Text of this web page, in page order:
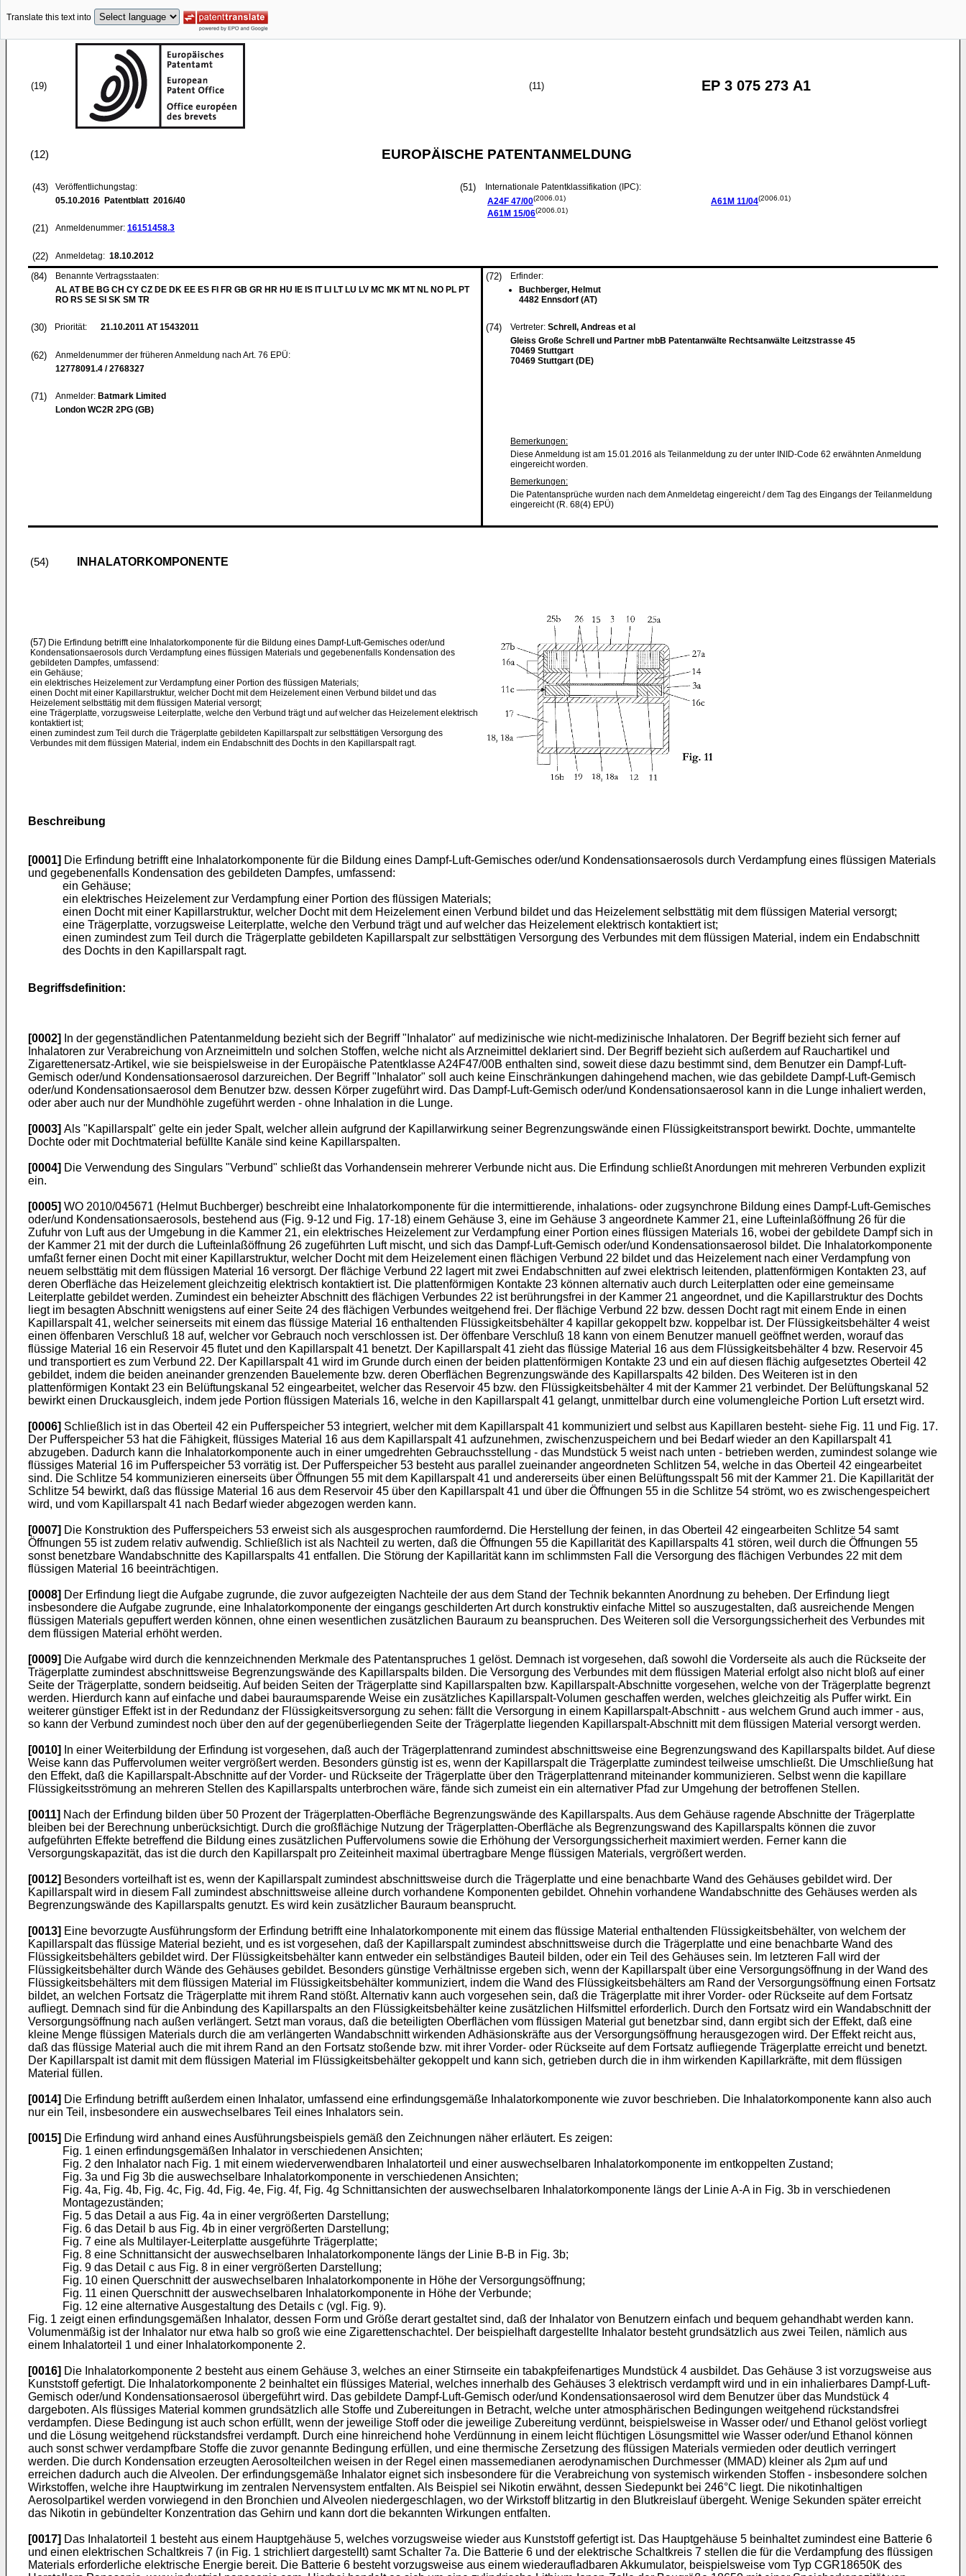
Translate this text into
(19) (11) EP 3 075 273 A1
(12) EUROPÄISCHE PATENTANMELDUNG
(43)
Veröffentlichungstag:
05.10.2016 Patentblatt 2016/40
(21) Anmeldenummer: 16151458.3
(22) Anmeldetag: 18.10.2012
(51)
Internationale Patentklassifikation (IPC):
A24F 47/00(2006.01)
A61M 15/06(2006.01)
A61M 11/04(2006.01)
(84)
Benannte Vertragsstaaten:
AL AT BE BG CH CY CZ DE DK EE ES FI FR GB GR HR HU IE IS IT LI LT LU LV MC MK MT NL NO PL PT
RO RS SE SI SK SM TR
(30) Priorität: 21.10.2011 AT 15432011
(62)
Anmeldenummer der früheren Anmeldung nach Art. 76 EPÜ:
12778091.4 / 2768327
(71) Anmelder: Batmark Limited
London WC2R 2PG (GB)
(72)
Erfinder:
Buchberger, Helmut
4482 Ennsdorf (AT)
(74) Vertreter: Schrell, Andreas et al
Gleiss Große Schrell und Partner mbB Patentanwälte Rechtsanwälte Leitzstrasse 45
70469 Stuttgart
70469 Stuttgart (DE)
Bemerkungen:
Diese Anmeldung ist am 15.01.2016 als Teilanmeldung zu der unter INID-Code 62 erwähnten Anmeldung
eingereicht worden.
Bemerkungen:
Die Patentansprüche wurden nach dem Anmeldetag eingereicht / dem Tag des Eingangs der Teilanmeldung
eingereicht (R. 68(4) EPÜ)
(54) INHALATORKOMPONENTE
(57) Die Erfindung betrifft eine Inhalatorkomponente für die Bildung eines Dampf-Luft-Gemisches oder/und
Kondensationsaerosols durch Verdampfung eines flüssigen Materials und gegebenenfalls Kondensation des
gebildeten Dampfes, umfassend:
ein Gehäuse;
ein elektrisches Heizelement zur Verdampfung einer Portion des flüssigen Materials;
einen Docht mit einer Kapillarstruktur, welcher Docht mit dem Heizelement einen Verbund bildet und das
Heizelement selbsttätig mit dem flüssigen Material versorgt;
eine Trägerplatte, vorzugsweise Leiterplatte, welche den Verbund trägt und auf welcher das Heizelement elektrisch
kontaktiert ist;
einen zumindest zum Teil durch die Trägerplatte gebildeten Kapillarspalt zur selbsttätigen Versorgung des
Verbundes mit dem flüssigen Material, indem ein Endabschnitt des Dochts in den Kapillarspalt ragt.
Beschreibung
[0001] Die Erfindung betrifft eine Inhalatorkomponente für die Bildung eines Dampf-Luft-Gemisches oder/und Kondensationsaerosols durch Verdampfung eines flüssigen Materials
und gegebenenfalls Kondensation des gebildeten Dampfes, umfassend:
ein Gehäuse;
ein elektrisches Heizelement zur Verdampfung einer Portion des flüssigen Materials;
einen Docht mit einer Kapillarstruktur, welcher Docht mit dem Heizelement einen Verbund bildet und das Heizelement selbsttätig mit dem flüssigen Material versorgt;
eine Trägerplatte, vorzugsweise Leiterplatte, welche den Verbund trägt und auf welcher das Heizelement elektrisch kontaktiert ist;
einen zumindest zum Teil durch die Trägerplatte gebildeten Kapillarspalt zur selbsttätigen Versorgung des Verbundes mit dem flüssigen Material, indem ein Endabschnitt
des Dochts in den Kapillarspalt ragt.
Begriffsdefinition:
[0002]
In der gegenständlichen Patentanmeldung bezieht sich der Begriff "Inhalator" auf medizinische wie nicht-medizinische Inhalatoren. Der Begriff bezieht sich ferner auf
Inhalatoren zur Verabreichung von Arzneimitteln und solchen Stoffen, welche nicht als Arzneimittel deklariert sind. Der Begriff bezieht sich außerdem auf Rauchartikel und
Zigarettenersatz-Artikel, wie sie beispielsweise in der Europäische Patentklasse A24F47/00B enthalten sind, soweit diese dazu bestimmt sind, dem Benutzer ein Dampf-Luft-
Gemisch oder/und Kondensationsaerosol darzureichen. Der Begriff "Inhalator" soll auch keine Einschränkungen dahingehend machen, wie das gebildete Dampf-Luft-Gemisch
oder/und Kondensationsaerosol dem Benutzer bzw. dessen Körper zugeführt wird. Das Dampf-Luft-Gemisch oder/und Kondensationsaerosol kann in die Lunge inhaliert werden,
oder aber auch nur der Mundhöhle zugeführt werden - ohne Inhalation in die Lunge.
[0003] Als "Kapillarspalt" gelte ein jeder Spalt, welcher allein aufgrund der Kapillarwirkung seiner Begrenzungswände einen Flüssigkeitstransport bewirkt. Dochte, ummantelte
Dochte oder mit Dochtmaterial befüllte Kanäle sind keine Kapillarspalten.
[0004] Die Verwendung des Singulars "Verbund" schließt das Vorhandensein mehrerer Verbunde nicht aus. Die Erfindung schließt Anordungen mit mehreren Verbunden explizit
ein.
[0005] WO 2010/045671 (Helmut Buchberger) beschreibt eine Inhalatorkomponente für die intermittierende, inhalations- oder zugsynchrone Bildung eines Dampf-Luft-Gemisches
oder/und Kondensationsaerosols, bestehend aus (Fig. 9-12 und Fig. 17-18) einem Gehäuse 3, eine im Gehäuse 3 angeordnete Kammer 21, eine Lufteinlaßöffnung 26 für die
Zufuhr von Luft aus der Umgebung in die Kammer 21, ein elektrisches Heizelement zur Verdampfung einer Portion eines flüssigen Materials 16, wobei der gebildete Dampf sich in
der Kammer 21 mit der durch die Lufteinlaßöffnung 26 zugeführten Luft mischt, und sich das Dampf-Luft-Gemisch oder/und Kondensationsaerosol bildet. Die Inhalatorkomponente
umfaßt ferner einen Docht mit einer Kapillarstruktur, welcher Docht mit dem Heizelement einen flächigen Verbund 22 bildet und das Heizelement nach einer Verdampfung von
neuem selbsttätig mit dem flüssigen Material 16 versorgt. Der flächige Verbund 22 lagert mit zwei Endabschnitten auf zwei elektrisch leitenden, plattenförmigen Kontakten 23, auf
deren Oberfläche das Heizelement gleichzeitig elektrisch kontaktiert ist. Die plattenförmigen Kontakte 23 können alternativ auch durch Leiterplatten oder eine gemeinsame
Leiterplatte gebildet werden. Zumindest ein beheizter Abschnitt des flächigen Verbundes 22 ist berührungsfrei in der Kammer 21 angeordnet, und die Kapillarstruktur des Dochts
liegt im besagten Abschnitt wenigstens auf einer Seite 24 des flächigen Verbundes weitgehend frei. Der flächige Verbund 22 bzw. dessen Docht ragt mit einem Ende in einen
Kapillarspalt 41, welcher seinerseits mit einem das flüssige Material 16 enthaltenden Flüssigkeitsbehälter 4 kapillar gekoppelt bzw. koppelbar ist. Der Flüssigkeitsbehälter 4 weist
einen öffenbaren Verschluß 18 auf, welcher vor Gebrauch noch verschlossen ist. Der öffenbare Verschluß 18 kann von einem Benutzer manuell geöffnet werden, worauf das
flüssige Material 16 ein Reservoir 45 flutet und den Kapillarspalt 41 benetzt. Der Kapillarspalt 41 zieht das flüssige Material 16 aus dem Flüssigkeitsbehälter 4 bzw. Reservoir 45
und transportiert es zum Verbund 22. Der Kapillarspalt 41 wird im Grunde durch einen der beiden plattenförmigen Kontakte 23 und ein auf diesen flächig aufgesetztes Oberteil 42
gebildet, indem die beiden aneinander grenzenden Bauelemente bzw. deren Oberflächen Begrenzungswände des Kapillarspalts 42 bilden. Des Weiteren ist in den
plattenförmigen Kontakt 23 ein Belüftungskanal 52 eingearbeitet, welcher das Reservoir 45 bzw. den Flüssigkeitsbehälter 4 mit der Kammer 21 verbindet. Der Belüftungskanal 52
bewirkt einen Druckausgleich, indem jede Portion flüssigen Materials 16, welche in den Kapillarspalt 41 gelangt, unmittelbar durch eine volumengleiche Portion Luft ersetzt wird.
[0006] Schließlich ist in das Oberteil 42 ein Pufferspeicher 53 integriert, welcher mit dem Kapillarspalt 41 kommuniziert und selbst aus Kapillaren besteht- siehe Fig. 11 und Fig. 17.
Der Pufferspeicher 53 hat die Fähigkeit, flüssiges Material 16 aus dem Kapillarspalt 41 aufzunehmen, zwischenzuspeichern und bei Bedarf wieder an den Kapillarspalt 41
abzugeben. Dadurch kann die Inhalatorkomponente auch in einer umgedrehten Gebrauchsstellung - das Mundstück 5 weist nach unten - betrieben werden, zumindest solange wie
flüssiges Material 16 im Pufferspeicher 53 vorrätig ist. Der Pufferspeicher 53 besteht aus parallel zueinander angeordneten Schlitzen 54, welche in das Oberteil 42 eingearbeitet
sind. Die Schlitze 54 kommunizieren einerseits über Öffnungen 55 mit dem Kapillarspalt 41 und andererseits über einen Belüftungsspalt 56 mit der Kammer 21. Die Kapillarität der
Schlitze 54 bewirkt, daß das flüssige Material 16 aus dem Reservoir 45 über den Kapillarspalt 41 und über die Öffnungen 55 in die Schlitze 54 strömt, wo es zwischengespeichert
wird, und vom Kapillarspalt 41 nach Bedarf wieder abgezogen werden kann.
[0007] Die Konstruktion des Pufferspeichers 53 erweist sich als ausgesprochen raumfordernd. Die Herstellung der feinen, in das Oberteil 42 eingearbeiten Schlitze 54 samt
Öffnungen 55 ist zudem relativ aufwendig. Schließlich ist als Nachteil zu werten, daß die Öffnungen 55 die Kapillarität des Kapillarspalts 41 stören, weil durch die Öffnungen 55
sonst benetzbare Wandabschnitte des Kapillarspalts 41 entfallen. Die Störung der Kapillarität kann im schlimmsten Fall die Versorgung des flächigen Verbundes 22 mit dem
flüssigen Material 16 beeinträchtigen.
[0008] Der Erfindung liegt die Aufgabe zugrunde, die zuvor aufgezeigten Nachteile der aus dem Stand der Technik bekannten Anordnung zu beheben. Der Erfindung liegt
insbesondere die Aufgabe zugrunde, eine Inhalatorkomponente der eingangs geschilderten Art durch konstruktiv einfache Mittel so auszugestalten, daß ausreichende Mengen
flüssigen Materials gepuffert werden können, ohne einen wesentlichen zusätzlichen Bauraum zu beanspruchen. Des Weiteren soll die Versorgungssicherheit des Verbundes mit
dem flüssigen Material erhöht werden.
[0009] Die Aufgabe wird durch die kennzeichnenden Merkmale des Patentanspruches 1 gelöst. Demnach ist vorgesehen, daß sowohl die Vorderseite als auch die Rückseite der
Trägerplatte zumindest abschnittsweise Begrenzungswände des Kapillarspalts bilden. Die Versorgung des Verbundes mit dem flüssigen Material erfolgt also nicht bloß auf einer
Seite der Trägerplatte, sondern beidseitig. Auf beiden Seiten der Trägerplatte sind Kapillarspalten bzw. Kapillarspalt-Abschnitte vorgesehen, welche von der Trägerplatte begrenzt
werden. Hierdurch kann auf einfache und dabei bauraumsparende Weise ein zusätzliches Kapillarspalt-Volumen geschaffen werden, welches gleichzeitig als Puffer wirkt. Ein
weiterer günstiger Effekt ist in der Redundanz der Flüssigkeitsversorgung zu sehen: fällt die Versorgung in einem Kapillarspalt-Abschnitt - aus welchem Grund auch immer - aus,
so kann der Verbund zumindest noch über den auf der gegenüberliegenden Seite der Trägerplatte liegenden Kapillarspalt-Abschnitt mit dem flüssigen Material versorgt werden.
[0010]
In einer Weiterbildung der Erfindung ist vorgesehen, daß auch der Trägerplattenrand zumindest abschnittsweise eine Begrenzungswand des Kapillarspalts bildet. Auf diese
Weise kann das Puffervolumen weiter vergrößert werden. Besonders günstig ist es, wenn der Kapillarspalt die Trägerplatte zumindest teilweise umschließt. Die Umschließung hat
den Effekt, daß die Kapillarspalt-Abschnitte auf der Vorder- und Rückseite der Trägerplatte über den Trägerplattenrand miteinander kommunizieren. Selbst wenn die kapillare
Flüssigkeitsströmung an mehreren Stellen des Kapillarspalts unterbrochen wäre, fände sich zumeist ein ein alternativer Pfad zur Umgehung der betroffenen Stellen.
[0011] Nach der Erfindung bilden über 50 Prozent der Trägerplatten-Oberfläche Begrenzungswände des Kapillarspalts. Aus dem Gehäuse ragende Abschnitte der Trägerplatte
bleiben bei der Berechnung unberücksichtigt. Durch die großflächige Nutzung der Trägerplatten-Oberfläche als Begrenzungswand des Kapillarspalts können die zuvor
aufgeführten Effekte betreffend die Bildung eines zusätzlichen Puffervolumens sowie die Erhöhung der Versorgungssicherheit maximiert werden. Ferner kann die
Versorgungskapazität, das ist die durch den Kapillarspalt pro Zeiteinheit maximal übertragbare Menge flüssigen Materials, vergrößert werden.
[0012] Besonders vorteilhaft ist es, wenn der Kapillarspalt zumindest abschnittsweise durch die Trägerplatte und eine benachbarte Wand des Gehäuses gebildet wird. Der
Kapillarspalt wird in diesem Fall zumindest abschnittsweise alleine durch vorhandene Komponenten gebildet. Ohnehin vorhandene Wandabschnitte des Gehäuses werden als
Begrenzungswände des Kapillarspalts genutzt. Es wird kein zusätzlicher Bauraum beansprucht.
[0013] Eine bevorzugte Ausführungsform der Erfindung betrifft eine Inhalatorkomponente mit einem das flüssige Material enthaltenden Flüssigkeitsbehälter, von welchem der
Kapillarspalt das flüssige Material bezieht, und es ist vorgesehen, daß der Kapillarspalt zumindest abschnittsweise durch die Trägerplatte und eine benachbarte Wand des
Flüssigkeitsbehälters gebildet wird. Der Flüssigkeitsbehälter kann entweder ein selbständiges Bauteil bilden, oder ein Teil des Gehäuses sein. Im letzteren Fall wird der
Flüssigkeitsbehälter durch Wände des Gehäuses gebildet. Besonders günstige Verhältnisse ergeben sich, wenn der Kapillarspalt über eine Versorgungsöffnung in der Wand des
Flüssigkeitsbehälters mit dem flüssigen Material im Flüssigkeitsbehälter kommuniziert, indem die Wand des Flüssigkeitsbehälters am Rand der Versorgungsöffnung einen Fortsatz
bildet, an welchen Fortsatz die Trägerplatte mit ihrem Rand stößt. Alternativ kann auch vorgesehen sein, daß die Trägerplatte mit ihrer Vorder- oder Rückseite auf dem Fortsatz
aufliegt. Demnach sind für die Anbindung des Kapillarspalts an den Flüssigkeitsbehälter keine zusätzlichen Hilfsmittel erforderlich. Durch den Fortsatz wird ein Wandabschnitt der
Versorgungsöffnung nach außen verlängert. Setzt man voraus, daß die beteiligten Oberflächen vom flüssigen Material gut benetzbar sind, dann ergibt sich der Effekt, daß eine
kleine Menge flüssigen Materials durch die am verlängerten Wandabschnitt wirkenden Adhäsionskräfte aus der Versorgungsöffnung herausgezogen wird. Der Effekt reicht aus,
daß das flüssige Material auch die mit ihrem Rand an den Fortsatz stoßende bzw. mit ihrer Vorder- oder Rückseite auf dem Fortsatz aufliegende Trägerplatte erreicht und benetzt.
Der Kapillarspalt ist damit mit dem flüssigen Material im Flüssigkeitsbehälter gekoppelt und kann sich, getrieben durch die in ihm wirkenden Kapillarkräfte, mit dem flüssigen
Material füllen.
[0014] Die Erfindung betrifft außerdem einen Inhalator, umfassend eine erfindungsgemäße Inhalatorkomponente wie zuvor beschrieben. Die Inhalatorkomponente kann also auch
nur ein Teil, insbesondere ein auswechselbares Teil eines Inhalators sein.
[0015] Die Erfindung wird anhand eines Ausführungsbeispiels gemäß den Zeichnungen näher erläutert. Es zeigen:
Fig. 1 einen erfindungsgemäßen Inhalator in verschiedenen Ansichten;
Fig. 2 den Inhalator nach Fig. 1 mit einem wiederverwendbaren Inhalatorteil und einer auswechselbaren Inhalatorkomponente im entkoppelten Zustand;
Fig. 3a und Fig 3b die auswechselbare Inhalatorkomponente in verschiedenen Ansichten;
Fig. 4a, Fig. 4b, Fig. 4c, Fig. 4d, Fig. 4e, Fig. 4f, Fig. 4g Schnittansichten der auswechselbaren Inhalatorkomponente längs der Linie A-A in Fig. 3b in verschiedenen
Montagezuständen;
Fig. 5 das Detail a aus Fig. 4a in einer vergrößerten Darstellung;
Fig. 6 das Detail b aus Fig. 4b in einer vergrößerten Darstellung;
Fig. 7 eine als Multilayer-Leiterplatte ausgeführte Trägerplatte;
Fig. 8 eine Schnittansicht der auswechselbaren Inhalatorkomponente längs der Linie B-B in Fig. 3b;
Fig. 9 das Detail c aus Fig. 8 in einer vergrößerten Darstellung;
Fig. 10 einen Querschnitt der auswechselbaren Inhalatorkomponente in Höhe der Versorgungsöffnung;
Fig. 11 einen Querschnitt der auswechselbaren Inhalatorkomponente in Höhe der Verbunde;
Fig. 12 eine alternative Ausgestaltung des Details c (vgl. Fig. 9).
Fig. 1 zeigt einen erfindungsgemäßen Inhalator, dessen Form und Größe derart gestaltet sind, daß der Inhalator von Benutzern einfach und bequem gehandhabt werden kann.
Volumenmäßig ist der Inhalator nur etwa halb so groß wie eine Zigarettenschachtel. Der beispielhaft dargestellte Inhalator besteht grundsätzlich aus zwei Teilen, nämlich aus
einem Inhalatorteil 1 und einer Inhalatorkomponente 2.
[0016] Die Inhalatorkomponente 2 besteht aus einem Gehäuse 3, welches an einer Stirnseite ein tabakpfeifenartiges Mundstück 4 ausbildet. Das Gehäuse 3 ist vorzugsweise aus
Kunststoff gefertigt. Die Inhalatorkomponente 2 beinhaltet ein flüssiges Material, welches innerhalb des Gehäuses 3 elektrisch verdampft wird und in ein inhalierbares Dampf-Luft-
Gemisch oder/und Kondensationsaerosol übergeführt wird. Das gebildete Dampf-Luft-Gemisch oder/und Kondensationsaerosol wird dem Benutzer über das Mundstück 4
dargeboten. Als flüssiges Material kommen grundsätzlich alle Stoffe und Zubereitungen in Betracht, welche unter atmosphärischen Bedingungen weitgehend rückstandsfrei
verdampfen. Diese Bedingung ist auch schon erfüllt, wenn der jeweilige Stoff oder die jeweilige Zubereitung verdünnt, beispielsweise in Wasser oder/ und Ethanol gelöst vorliegt
und die Lösung weitgehend rückstandsfrei verdampft. Durch eine hinreichend hohe Verdünnung in einem leicht flüchtigen Lösungsmittel wie Wasser oder/und Ethanol können
auch sonst schwer verdampfbare Stoffe die zuvor genannte Bedingung erfüllen, und eine thermische Zersetzung des flüssigen Materials vermieden oder deutlich verringert
werden. Die durch Kondensation erzeugten Aerosolteilchen weisen in der Regel einen massemedianen aerodynamischen Durchmesser (MMAD) kleiner als 2µm auf und
erreichen dadurch auch die Alveolen. Der erfindungsgemäße Inhalator eignet sich insbesondere für die Verabreichung von systemisch wirkenden Stoffen - insbesondere solchen
Wirkstoffen, welche ihre Hauptwirkung im zentralen Nervensystem entfalten. Als Beispiel sei Nikotin erwähnt, dessen Siedepunkt bei 246°C liegt. Die nikotinhaltigen
Aerosolpartikel werden vorwiegend in den Bronchien und Alveolen niedergeschlagen, wo der Wirkstoff blitzartig in den Blutkreislauf übergeht. Wenige Sekunden später erreicht
das Nikotin in gebündelter Konzentration das Gehirn und kann dort die bekannten Wirkungen entfalten.
[0017] Das Inhalatorteil 1 besteht aus einem Hauptgehäuse 5, welches vorzugsweise wieder aus Kunststoff gefertigt ist. Das Hauptgehäuse 5 beinhaltet zumindest eine Batterie 6
und einen elektrischen Schaltkreis 7 (in Fig. 1 strichliert dargestellt) samt Schalter 7a. Die Batterie 6 und der elektrische Schaltkreis 7 stellen die für die Verdampfung des flüssigen
Materials erforderliche elektrische Energie bereit. Die Batterie 6 besteht vorzugsweise aus einem wiederaufladbaren Akkumulator, beispielsweise vom Typ CGR18650K des